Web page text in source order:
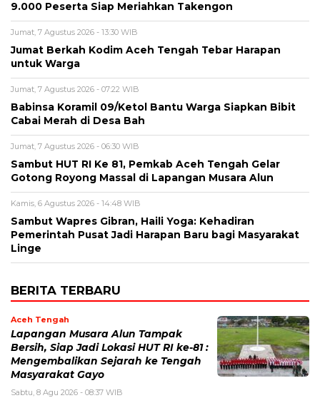
9.000 Peserta Siap Meriahkan Takengon
Jumat, 7 Agustus 2026 - 13:30 WIB
Jumat Berkah Kodim Aceh Tengah Tebar Harapan
untuk Warga
Jumat, 7 Agustus 2026 - 07:22 WIB
‎Babinsa Koramil 09/Ketol Bantu Warga Siapkan Bibit
Cabai Merah di Desa Bah
Jumat, 7 Agustus 2026 - 06:30 WIB
Sambut HUT RI Ke 81, Pemkab Aceh Tengah Gelar
Gotong Royong Massal di Lapangan Musara Alun
Kamis, 6 Agustus 2026 - 14:48 WIB
‎Sambut Wapres Gibran, Haili Yoga: Kehadiran
Pemerintah Pusat Jadi Harapan Baru bagi Masyarakat
Linge
BERITA TERBARU
Aceh Tengah
Lapangan Musara Alun Tampak
Bersih, Siap Jadi Lokasi HUT RI ke-81 :
Mengembalikan Sejarah ke Tengah
Masyarakat Gayo
Sabtu, 8 Agu 2026 - 08:37 WIB